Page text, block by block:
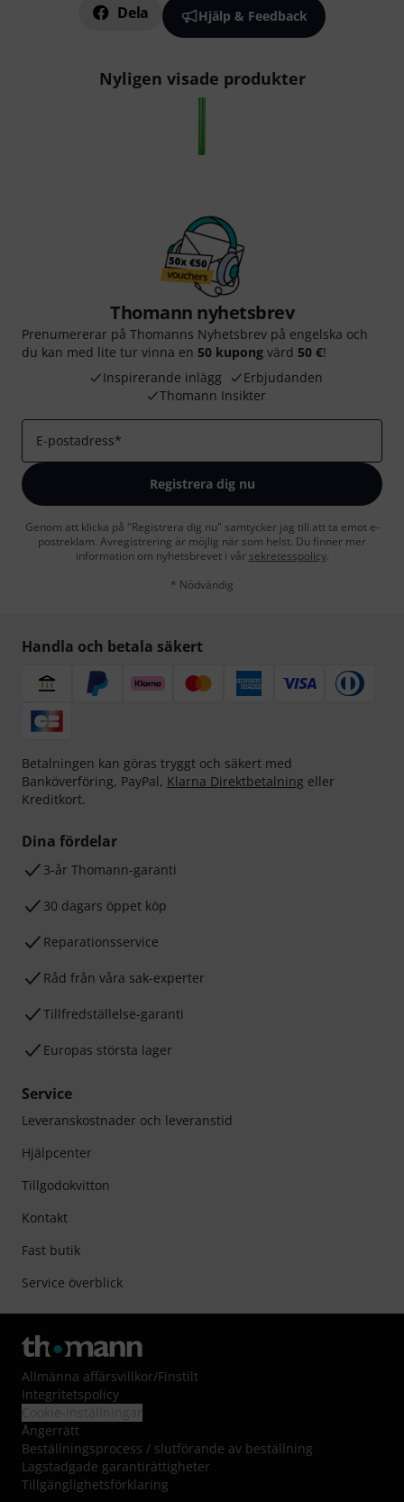
Dela Hjälp & Feedback
Nyligen visade produkter
Thomann nyhetsbrev
Prenumererar på Thomanns Nyhetsbrev på engelska och
du kan med lite tur vinna en 50 kupong värd 50 €!
Inspirerande inlägg
Erbjudanden
Thomann Insikter
E-postadress*
Registrera dig nu
Genom att klicka på "Registrera dig nu" samtycker jag till att ta emot e-
postreklam. Avregistrering är möjlig när som helst. Du finner mer
information om nyhetsbrevet i vår sekretesspolicy.
* Nödvändig
Handla och betala säkert
Betalningen kan göras tryggt och säkert med
Banköverföring, PayPal, Klarna Direktbetalning eller
Kreditkort.
Dina fördelar
3-år Thomann-garanti
30 dagars öppet köp
Reparationsservice
Råd från våra sak-experter
Tillfredställelse-garanti
Europas största lager
Service
Leveranskostnader och leveranstid
Hjälpcenter
Tillgodokvitton
Kontakt
Fast butik
Service överblick
Allmänna affärsvillkor/Finstilt
Integritetspolicy
Ångerrätt
Beställningsprocess / slutförande av beställning
Lagstadgade garantirättigheter
Tillgänglighetsförklaring